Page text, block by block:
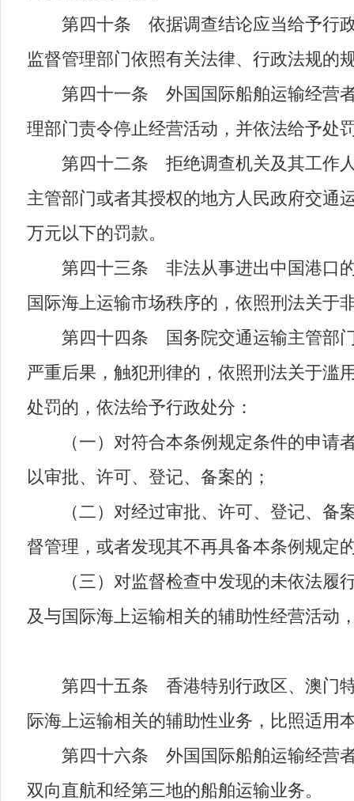
第四十条 依据调查结论应当给予行政
监督管理部门依照有关法律、行政法规的
第四十一条 外国国际船舶运输经营者
理部门责令停止经营活动，并依法给予处
第四十二条 拒绝调查机关及其工作人
主管部门或者其授权的地方人民政府交通
万元以下的罚款。
第四十三条 非法从事进出中国港口的
国际海上运输市场秩序的，依照刑法关于
第四十四条 国务院交通运输主管部门
严重后果，触犯刑律的，依照刑法关于滥
处罚的，依法给予行政处分：
（一）对符合本条例规定条件的申请者
以审批、许可、登记、备案的；
（二）对经过审批、许可、登记、备案
督管理，或者发现其不再具备本条例规定
（三）对监督检查中发现的未依法履行
及与国际海上运输相关的辅助性经营活动
第四十五条 香港特别行政区、澳门特
际海上运输相关的辅助性业务，比照适用
第四十六条 外国国际船舶运输经营者
双向直航和经第三地的船舶运输业务。